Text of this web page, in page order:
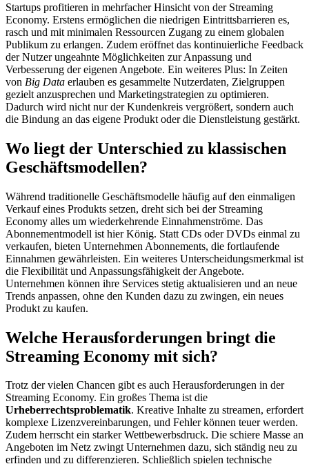
Startups profitieren in mehrfacher Hinsicht von der Streaming
Economy. Erstens ermöglichen die niedrigen Eintrittsbarrieren es,
rasch und mit minimalen Ressourcen Zugang zu einem globalen
Publikum zu erlangen. Zudem eröffnet das kontinuierliche Feedback
der Nutzer ungeahnte Möglichkeiten zur Anpassung und
Verbesserung der eigenen Angebote. Ein weiteres Plus: In Zeiten
von Big Data erlauben es gesammelte Nutzerdaten, Zielgruppen
gezielt anzusprechen und Marketingstrategien zu optimieren.
Dadurch wird nicht nur der Kundenkreis vergrößert, sondern auch
die Bindung an das eigene Produkt oder die Dienstleistung gestärkt.
Wo liegt der Unterschied zu klassischen
Geschäftsmodellen?
Während traditionelle Geschäftsmodelle häufig auf den einmaligen
Verkauf eines Produkts setzen, dreht sich bei der Streaming
Economy alles um wiederkehrende Einnahmenströme. Das
Abonnementmodell ist hier König. Statt CDs oder DVDs einmal zu
verkaufen, bieten Unternehmen Abonnements, die fortlaufende
Einnahmen gewährleisten. Ein weiteres Unterscheidungsmerkmal ist
die Flexibilität und Anpassungsfähigkeit der Angebote.
Unternehmen können ihre Services stetig aktualisieren und an neue
Trends anpassen, ohne den Kunden dazu zu zwingen, ein neues
Produkt zu kaufen.
Welche Herausforderungen bringt die
Streaming Economy mit sich?
Trotz der vielen Chancen gibt es auch Herausforderungen in der
Streaming Economy. Ein großes Thema ist die
Urheberrechtsproblematik. Kreative Inhalte zu streamen, erfordert
komplexe Lizenzvereinbarungen, und Fehler können teuer werden.
Zudem herrscht ein starker Wettbewerbsdruck. Die schiere Masse an
Angeboten im Netz zwingt Unternehmen dazu, sich ständig neu zu
erfinden und zu differenzieren. Schließlich spielen technische